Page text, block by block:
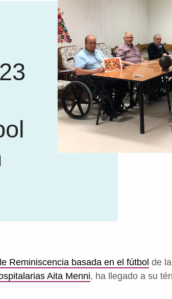
Reminiscencia basada en el fútbol de la
Aita Menni, ha llegado a su